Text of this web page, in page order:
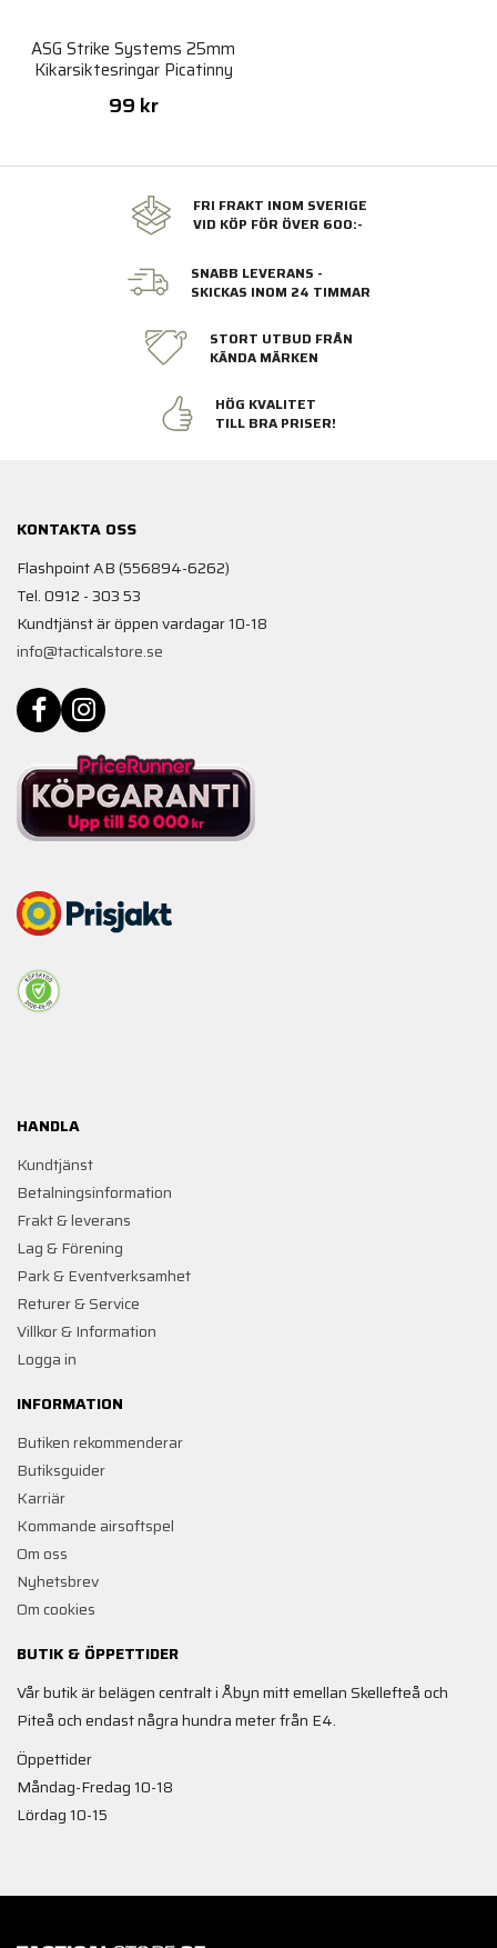
ASG Strike Systems 25mm
Kikarsiktesringar Picatinny
Höga
99 kr
FRI FRAKT INOM SVERIGE
VID KÖP FÖR ÖVER 600:-
SNABB LEVERANS -
SKICKAS INOM 24 TIMMAR
STORT UTBUD FRÅN
KÄNDA MÄRKEN
HÖG KVALITET
TILL BRA PRISER!
KONTAKTA OSS
Flashpoint AB (556894-6262)
Tel. 0912 - 303 53
Kundtjänst är öppen vardagar 10-18
info@tacticalstore.se
HANDLA
Kundtjänst
Betalningsinformation
Frakt & leverans
Lag & Förening
Park & Eventverksamhet
Returer & Service
Villkor & Information
Logga in
INFORMATION
Butiken rekommenderar
Butiksguider
Karriär
Kommande airsoftspel
Om oss
Nyhetsbrev
Om cookies
BUTIK & ÖPPETTIDER
Vår butik är belägen centralt i Åbyn mitt emellan Skellefteå och
Piteå och endast några hundra meter från E4.
Öppettider
Måndag-Fredag 10-18
Lördag 10-15